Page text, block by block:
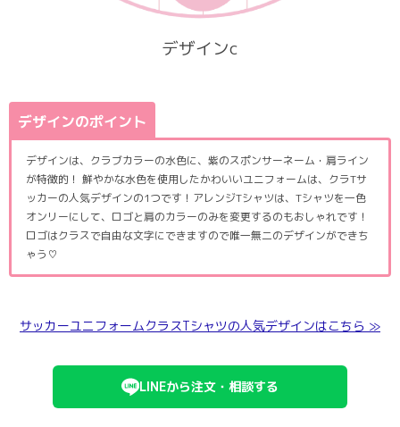
デザインc
デザインのポイント
デザインは、クラブカラーの水色に、紫のスポンサーネーム・肩ライン
が特徴的！ 鮮やかな水色を使用したかわいいユニフォームは、クラTサ
ッカーの人気デザインの1つです！アレンジTシャツは、Tシャツを一色
オンリーにして、ロゴと肩のカラーのみを変更するのもおしゃれです！
ロゴはクラスで自由な文字にできますので唯一無二のデザインができち
ゃう♡
サッカーユニフォームクラスTシャツの人気デザインはこちら ≫
LINEから注文・相談する